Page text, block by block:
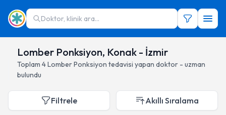
Doktor, klinik ara...
Lomber Ponksiyon, Konak - İzmir
Toplam 4Lomber Ponksiyon tedavisi yapan doktor - uzman
bulundu
Filtrele Akıllı Sıralama